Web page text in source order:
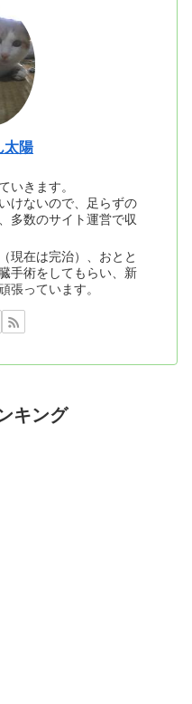
太陽
いきます。
けないので、足らずの
多数のサイト運営で収
現在は完治）、おとと
手術をしてもらい、新
張っています。
キング